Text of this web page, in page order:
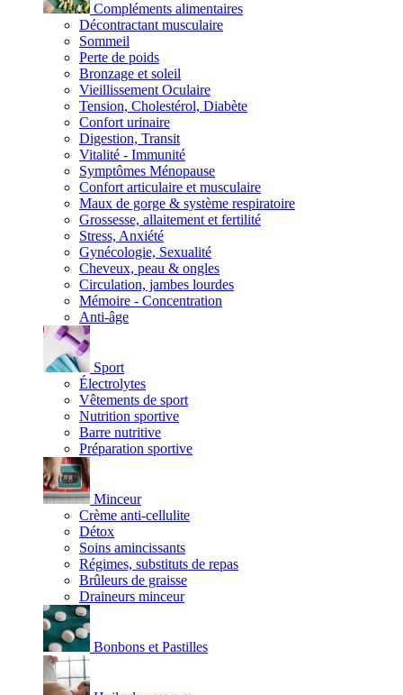
Compléments alimentaires
Décontractant musculaire
Sommeil
Perte de poids
Bronzage et soleil
Vieillissement Oculaire
Tension, Cholestérol, Diabète
Confort urinaire
Digestion, Transit
Vitalité - Immunité
Symptômes Ménopause
Confort articulaire et musculaire
Maux de gorge & système respiratoire
Grossesse, allaitement et fertilité
Stress, Anxiété
Gynécologie, Sexualité
Cheveux, peau & ongles
Circulation, jambes lourdes
Mémoire - Concentration
Anti-âge
Sport
Électrolytes
Vêtements de sport
Nutrition sportive
Barre nutritive
Préparation sportive
Minceur
Crème anti-cellulite
Détox
Soins amincissants
Régimes, substituts de repas
Brûleurs de graisse
Draineurs minceur
Bonbons et Pastilles